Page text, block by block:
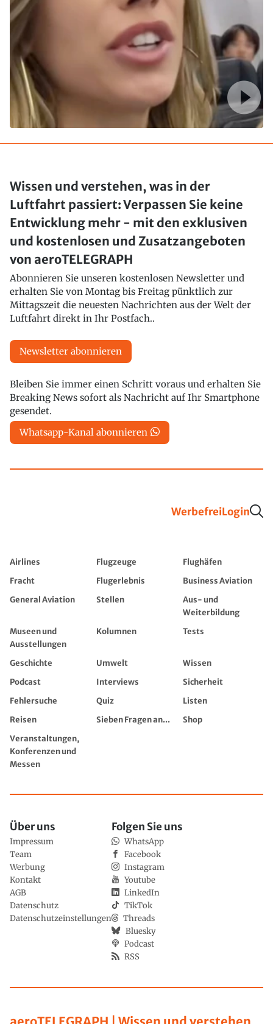
Wissen und verstehen, was in der
Luftfahrt passiert: Verpassen Sie keine
Entwicklung mehr - mit den exklusiven
und kostenlosen und Zusatzangeboten
von aeroTELEGRAPH
Abonnieren Sie unseren kostenlosen Newsletter und
erhalten Sie von Montag bis Freitag pünktlich zur
Mittagszeit die neuesten Nachrichten aus der Welt der
Luftfahrt direkt in Ihr Postfach..
Newsletter abonnieren
Bleiben Sie immer einen Schritt voraus und erhalten Sie
Breaking News sofort als Nachricht auf Ihr Smartphone
gesendet.
Whatsapp-Kanal abonnieren
WerbefreiLogin
Airlines Flugzeuge
Flughäfen
Fracht
Flugerlebnis
Business Aviation
General Aviation
Stellen
Aus- und
Weiterbildung
Museen und
Ausstellungen
Kolumnen Tests
Geschichte Umwelt
Wissen
Podcast
Interviews
Sicherheit
Fehlersuche
Quiz
Listen
Reisen
Sieben Fragen an...
Shop
Veranstaltungen,
Konferenzen und
Messen
Über uns
Impressum
Team
Werbung
Kontakt
AGB
Datenschutz
Datenschutzeinstellungen
Folgen Sie uns
WhatsApp
Facebook
Instagram
Youtube
LinkedIn
TikTok
Threads
Bluesky
Podcast
RSS